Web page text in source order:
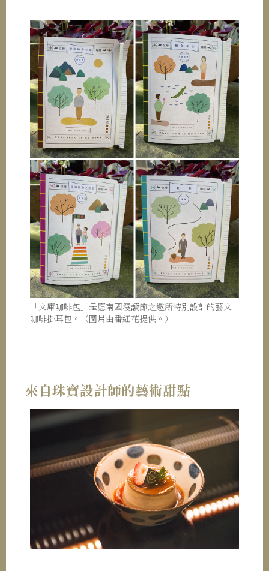
「文庫咖啡包」是應南國漫讀節之邀所特別設計的藝文
咖啡掛耳包。（圖片由番紅花提供。）
來自珠寶設計師的藝術甜點